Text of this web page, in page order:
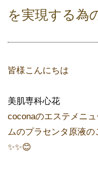
を実現する為
皆様こんにちは
美肌専科心花
coconaのエステメニ
ムのプラセンタ原液
✨✨😊